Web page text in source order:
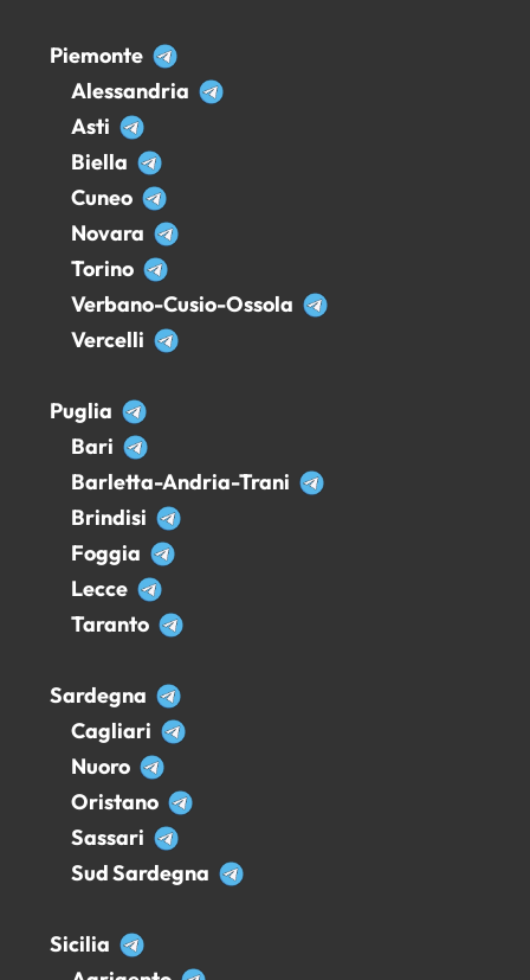
Piemonte
Alessandria
Asti
Biella
Cuneo
Novara
Torino
Verbano-Cusio-Ossola
Vercelli
Puglia
Bari
Barletta-Andria-Trani
Brindisi
Foggia
Lecce
Taranto
Sardegna
Cagliari
Nuoro
Oristano
Sassari
Sud Sardegna
Sicilia